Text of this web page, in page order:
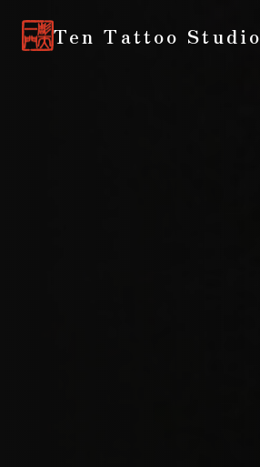
Ten Tattoo Studio